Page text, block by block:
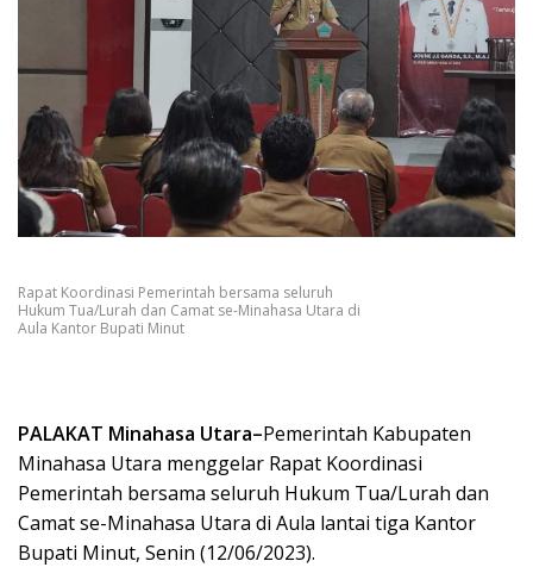
Rapat Koordinasi Pemerintah bersama seluruh
Hukum Tua/Lurah dan Camat se-Minahasa Utara di
Aula Kantor Bupati Minut
PALAKAT Minahasa Utara–Pemerintah Kabupaten
Minahasa Utara menggelar Rapat Koordinasi
Pemerintah bersama seluruh Hukum Tua/Lurah dan
Camat se-Minahasa Utara di Aula lantai tiga Kantor
Bupati Minut, Senin (12/06/2023).